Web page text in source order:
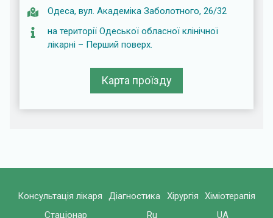
Одеса, вул. Академіка Заболотного, 26/32
на території Одеської обласної клінічної
лікарні – Перший поверх.
Карта проїзду
Консультація лікаря Діагностика Хірургія
Хіміотерапія
Стаціонар
Ru UA